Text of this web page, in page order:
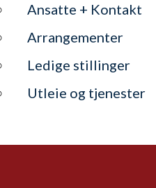
Ansatte + Kontakt
Arrangementer
Ledige stillinger
Utleie og tjenester